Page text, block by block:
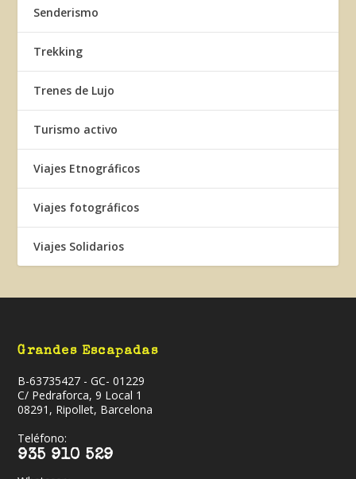
Senderismo
Trekking
Trenes de Lujo
Turismo activo
Viajes Etnográficos
Viajes fotográficos
Viajes Solidarios
Grandes Escapadas
B-63735427 - GC- 01229
C/ Pedraforca, 9 Local 1
08291, Ripollet, Barcelona
Teléfono:
935 910 529